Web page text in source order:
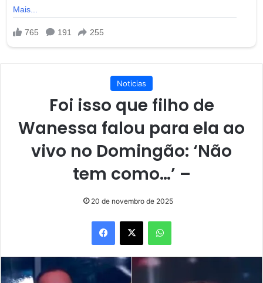
Noticias
Foi isso que filho de
Wanessa falou para ela ao
vivo no Domingão: ‘Não
tem como…’ –
20 de novembro de 2025
Facebook
X WhatsApp